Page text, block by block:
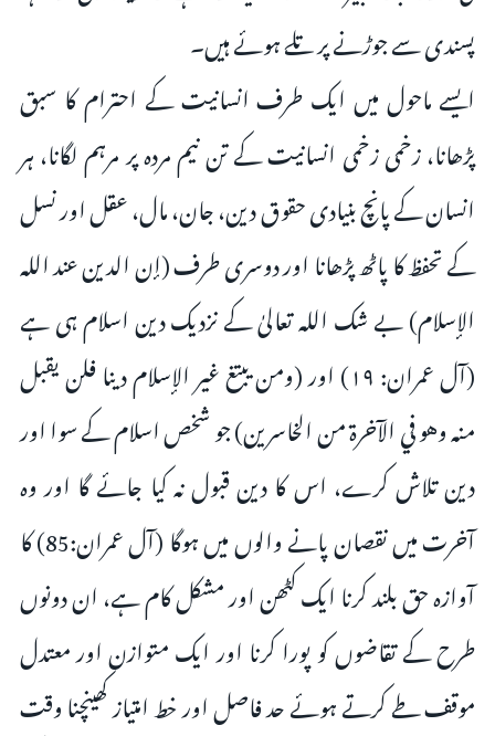
پسندی سے جوڑنے پر تلے ہوئے ہیں۔
ایسے ماحول میں ایک طرف انسانیت کے احترام کا سبق
پڑھانا، زخمی زخمی انسانیت کے تن نیم مردہ پر مرہم لگانا، ہر
انسان کے پانچ بنیادی حقوق دین، جان، مال، عقل اور نسل
کے تحفظ کا پاٹھ پڑھانا اور دوسری طرف (إن الدين عند الله
الإسلام) بے شک اللہ تعالیٰ کے نزدیک دین اسلام ہی ہے
(آل عمران: ١٩) اور (ومن يبتغ غير الإسلام دينا فلن يقبل
منه وهو في الآخرة من الخاسرين) جو شخص اسلام کے سوا اور
دین تلاش کرے، اس کا دین قبول نہ کیا جائے گا اور وه
آخرت میں نقصان پانے والوں میں ہوگا (آل عمران:85) کا
آوازہ حق بلند کرنا ایک کٹھن اور مشکل کام ہے، ان دونوں
طرح کے تقاضوں کو پورا کرنا اور ایک متوازن اور معتدل
موقف طے کرتے ہوئے حد فاصل اور خط امتیاز کھینچنا وقت